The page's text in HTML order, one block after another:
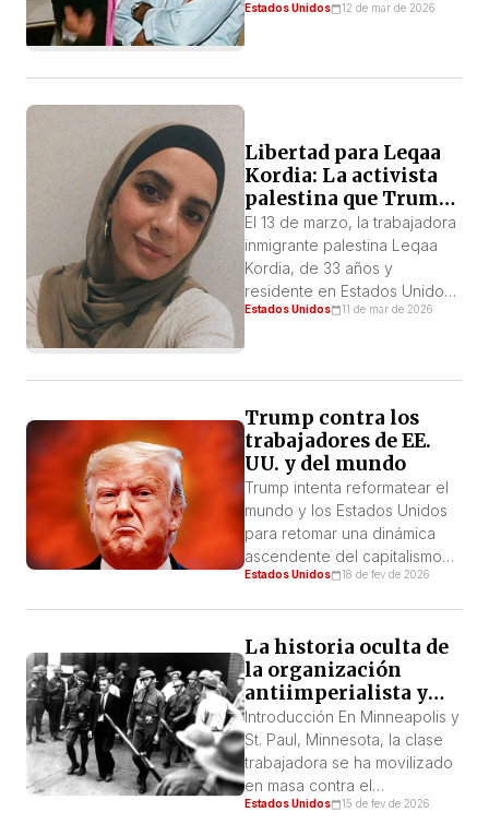
de Epstein en noviembre de
elementos de las teorías
como realidades. Jeffrey
Epstein, al que en su día lo
llamaban como un […]
Estados Unidos 12 de mar de 2026
Libertad para Leqaa
Kordia: La activista
palestina que Trump
ha mantenido
durante un año
El 13 de marzo, la trabajadora
inmigrante palestina Leqaa
Kordia, de 33 años y
residente en Estados Unidos,
cumplirá exactamente un año
Control de Aduanas (ICE) y la
imposición de una pena de
prisión política disfrazada de
caso de estatus migratorio.
Sigue encarcelada en un […]
Estados Unidos 11 de mar de 2026
Trump contra los
trabajadores de EE.
UU. y del mundo
Trump intenta reformatear el
mundo y los Estados Unidos
para retomar una dinámica
ascendente del capitalismo
imperialista estadounidense,
reconocimiento de que el
mantenimiento del
funcionamiento “normal” de la
economía capitalista mundial
ha pasado a favorecer el
emergente imperialismo
capitalista chino. La
concentración y
Estados Unidos 18 de fev de 2026
La historia oculta de
la organización
antiimperialista y
antifascista en
Minneapolis
Introducción En Minneapolis y
St. Paul, Minnesota, la clase
trabajadora se ha movilizado
en masa contra el
Departamento de Seguridad
Estados Unidos 15 de fev de 2026